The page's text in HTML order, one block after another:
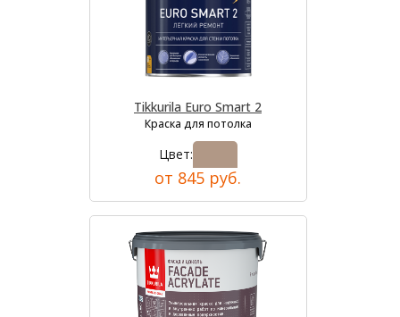
Tikkurila Euro Smart 2
Краска для потолка
Цвет:
от 845 руб.